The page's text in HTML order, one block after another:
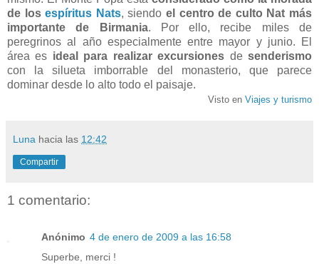
de losespíritus Nats, siendoel centro de culto Nat más
importante de Birmania. Por ello, recibe miles de
peregrinos al año especialmente entre mayor y junio. El
área es ideal para realizar excursiones desenderismo
con la silueta imborrable del monasterio, que parece
dominar desde lo alto todo el paisaje.
Visto en Viajes y turismo
Luna hacia las 12:42
Compartir
1 comentario:
Anónimo 4 de enero de 2009 a las 16:58
Superbe, merci !